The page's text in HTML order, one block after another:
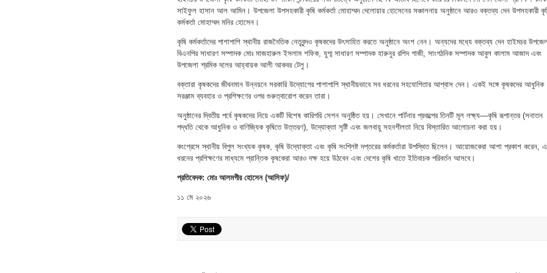
সাইফুল হাসান আল আমিন। উপজেলা উপসহকারী কৃষি কর্মকর্তা মোহাম্মদ দেলোয়ার হোসেনের সঞ্চালনায় অনুষ্ঠানে আরও বক্তব্য দেন উপসহকারী
কর্মকর্তা মোহাম্মদ মনির হোসেন।
কৃষি কর্মকর্তাদের পাশাপাশি স্থানীয় রাজনৈতিক নেতৃবৃন্দও কৃষকদের উৎসাহিত করতে অনুষ্ঠানে অংশ নেন। অন্যদের মধ্যে বক্তব্য দেন হাইমচর
বিএনপির সাধারণ সম্পাদক মোঃ মাজহারুল ইসলাম শফিক, যুগ্ম সাধারণ সম্পাদক হারুনুর রশিদ গাজী, সাংগঠনিক সম্পাদক আবুল কালাম আজাদ এবং
উপজেলা শ্রমিক দলের আহ্বায়ক আলী আকবর টেলু।
বক্তারা কৃষকদের জীবনমান উন্নয়নে সরকারি উদ্যোগের পাশাপাশি স্থানীয়ভাবে সব ধরনের সহযোগিতার আশ্বাস দেন। একই সঙ্গে কৃষকদের আধুনিক
সরঞ্জাম ব্যবহার ও প্রশিক্ষণের ওপর গুরুত্বারোপ করেন তারা।
অনুষ্ঠানের দ্বিতীয় পর্বে কৃষকদের নিয়ে একটি বিশেষ কারিগরি সেশন অনুষ্ঠিত হয়। সেখানে পার্টনার প্রকল্পের তিনটি মূল লক্ষ্য—কৃষি রূপান্তর (সনাতন
পদ্ধতি থেকে আধুনিক ও বাণিজ্যিক কৃষিতে উত্তরণ), উদ্যোক্তা সৃষ্টি এবং জলবায়ু সহনশীলতা নিয়ে বিস্তারিত আলোচনা করা হয়।
কংগ্রেসে স্থানীয় বিপুল সংখ্যক কৃষক, কৃষি উদ্যোক্তা এবং কৃষি সংশ্লিষ্ট দপ্তরের কর্মকর্তারা উপস্থিত ছিলেন। আয়োজকেরা আশা প্রকাশ করেন,
ধরনের প্রশিক্ষণের মাধ্যমে প্রান্তিক কৃষকেরা আরও দক্ষ হয়ে উঠবেন এবং দেশের কৃষি খাতে ইতিবাচক পরিবর্তন আসবে।
প্রতিবেদক: মোঃ আলমগীর হোসেন (আসিফ)/
১১ মে ২০২৬